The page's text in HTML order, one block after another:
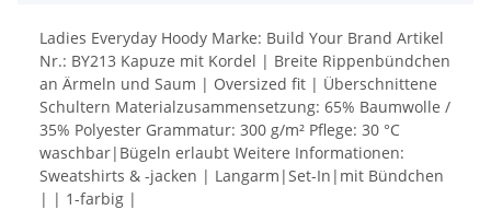
Ladies Everyday Hoody Marke: Build Your Brand Artikel
Nr.: BY213 Kapuze mit Kordel | Breite Rippenbündchen
an Ärmeln und Saum | Oversized fit | Überschnittene
Schultern Materialzusammensetzung: 65% Baumwolle /
35% Polyester Grammatur: 300 g/m² Pflege: 30 °C
waschbar|Bügeln erlaubt Weitere Informationen:
Sweatshirts & -jacken | Langarm|Set-In|mit Bündchen
| | 1-farbig |